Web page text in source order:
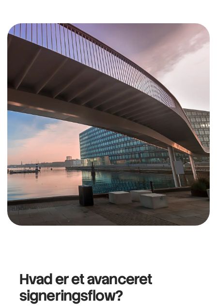
Hvad er et avanceret
signeringsflow?